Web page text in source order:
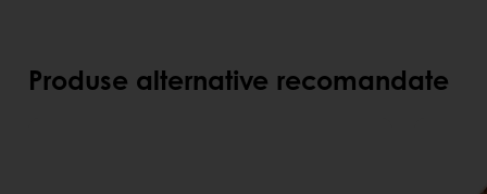
Produse alternative recomandate